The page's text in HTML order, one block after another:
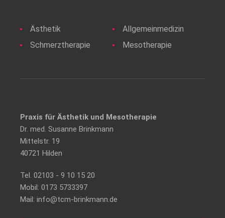
Ästhetik
Allgemeinmedizin
Schmerztherapie
Mesotherapie
Praxis für Ästhetik und Mesotherapie
Dr. med. Susanne Brinkmann
Mittelstr. 19
40721 Hilden
Tel. 02103 - 9 10 15 20
Mobil: 0173 5733397
Mail: info@tcm-brinkmann.de